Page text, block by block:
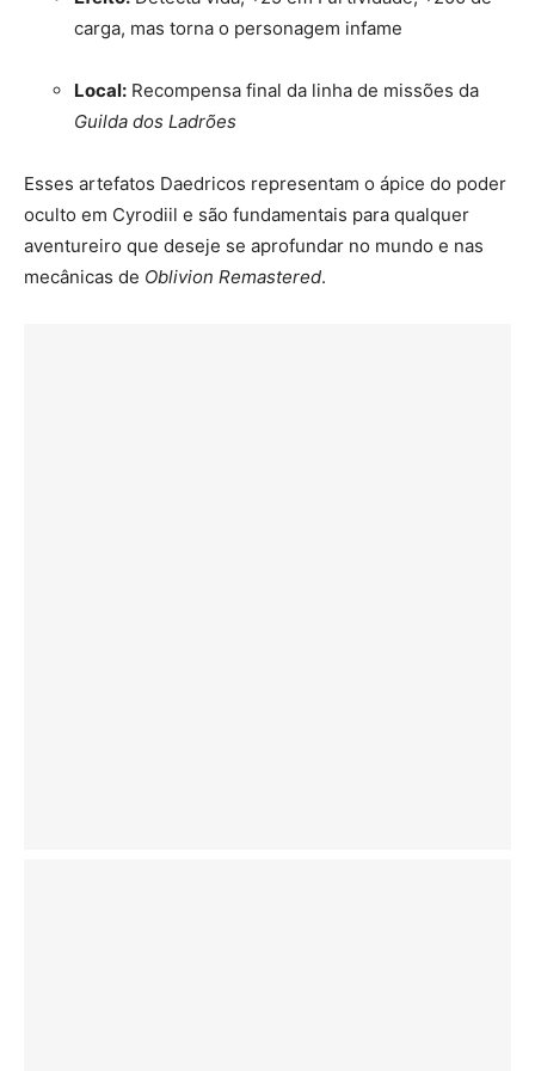
carga, mas torna o personagem infame
Local: Recompensa final da linha de missões da
Guilda dos Ladrões
Esses artefatos Daedricos representam o ápice do poder
oculto em Cyrodiil e são fundamentais para qualquer
aventureiro que deseje se aprofundar no mundo e nas
mecânicas de Oblivion Remastered.